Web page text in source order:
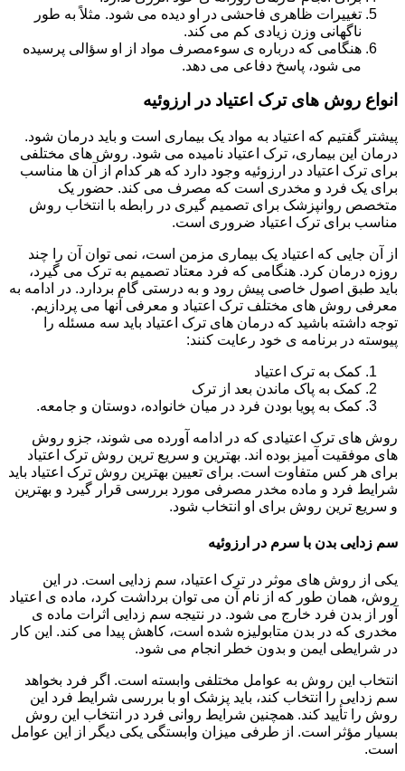
تغییرات ظاهری فاحشی در او دیده می شود. مثلاً به طور
ناگهانی وزن زیادی کم می کند.
هنگامی که درباره ی سوءمصرف مواد از او سؤالی پرسیده
می شود، پاسخ دفاعی می دهد.
انواع روش های ترک اعتیاد در ارزوئیه
پیشتر گفتیم که اعتیاد به مواد یک بیماری است و باید درمان شود.
درمان این بیماری، ترک اعتیاد نامیده می شود. روش های مختلفی
برای ترک اعتیاد در ارزوئیه وجود دارد که هر کدام از آن ها مناسب
برای یک فرد و مخدری است که مصرف می کند. حضور یک
متخصص روانپزشک برای تصمیم گیری در رابطه با انتخاب روش
مناسب برای ترک اعتیاد ضروری است.
از آن جایی که اعتیاد یک بیماری مزمن است، نمی توان آن را چند
روزه درمان کرد. هنگامی که فرد معتاد تصمیم به ترک می گیرد،
باید طبق اصول خاصی پیش رود و به درستی گام بردارد. در ادامه به
معرفی روش های مختلف ترک اعتیاد و معرفی آنها می پردازیم.
توجه داشته باشید که درمان های ترک اعتیاد باید سه مسئله را
پیوسته در برنامه ی خود رعایت کنند:
کمک به ترک اعتیاد
کمک به پاک ماندن بعد از ترک
کمک به پویا بودن فرد در میان خانواده، دوستان و جامعه.
روش های ترک اعتیادی که در ادامه آورده می شوند، جزو روش
های موفقیت آمیز بوده اند. بهترین و سریع ترین روش ترک اعتیاد
برای هر کس متفاوت است. برای تعیین بهترین روش ترک اعتیاد باید
شرایط فرد و ماده مخدر مصرفی مورد بررسی قرار گیرد و بهترین
و سریع ترین روش برای او انتخاب شود.
سم زدایی بدن با سرم در ارزوئیه
یکی از روش های موثر در ترک اعتیاد، سم زدایی است. در این
روش، همان طور که از نام آن می توان برداشت کرد، ماده ی اعتیاد
آور از بدن فرد خارج می شود. در نتیجه سم زدایی اثرات ماده ی
مخدری که در بدن متابولیزه شده است، کاهش پیدا می کند. این کار
در شرایطی ایمن و بدون خطر انجام می شود.
انتخاب این روش به عوامل مختلفی وابسته است. اگر فرد بخواهد
سم زدایی را انتخاب کند، باید پزشک او با بررسی شرایط فرد این
روش را تأیید کند. همچنین شرایط روانی فرد در انتخاب این روش
بسیار مؤثر است. از طرفی میزان وابستگی یکی دیگر از این عوامل
است.